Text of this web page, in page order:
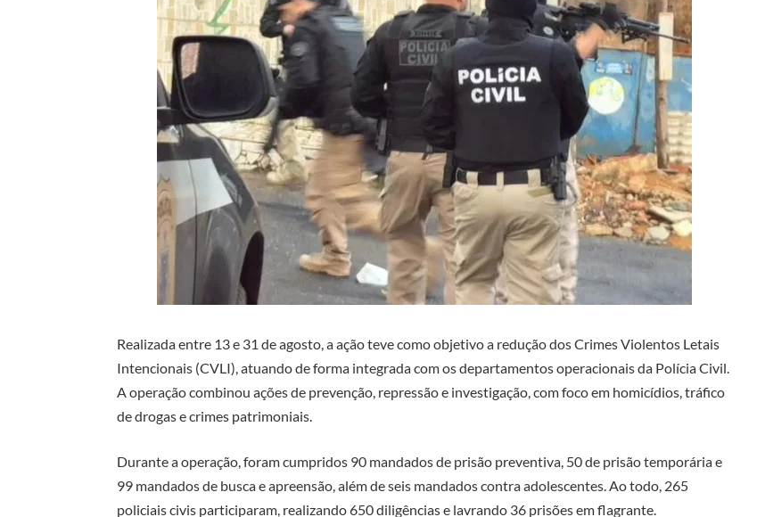
Realizada entre 13 e 31 de agosto, a ação teve como objetivo a redução dos Crimes Violentos Letais
Intencionais (CVLI), atuando de forma integrada com os departamentos operacionais da Polícia Civil.
A operação combinou ações de prevenção, repressão e investigação, com foco em homicídios, tráfico
de drogas e crimes patrimoniais.
Durante a operação, foram cumpridos 90 mandados de prisão preventiva, 50 de prisão temporária e
99 mandados de busca e apreensão, além de seis mandados contra adolescentes. Ao todo, 265
policiais civis participaram, realizando 650 diligências e lavrando 36 prisões em flagrante.